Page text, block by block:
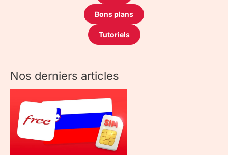
Bons plans
Tutoriels
Nos derniers articles